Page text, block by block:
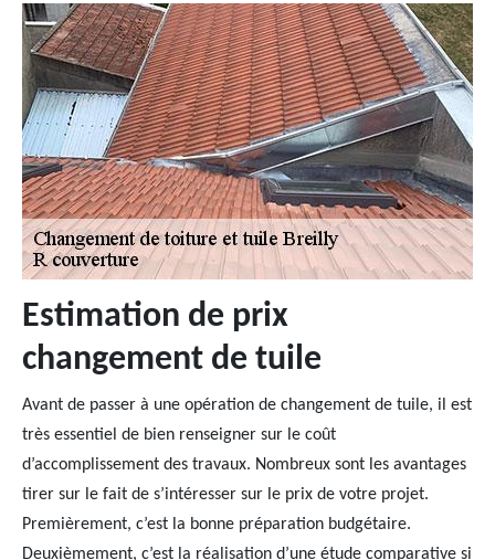
Estimation de prix
changement de tuile
Avant de passer à une opération de changement de tuile, il est
très essentiel de bien renseigner sur le coût
d’accomplissement des travaux. Nombreux sont les avantages
tirer sur le fait de s’intéresser sur le prix de votre projet.
Premièrement, c’est la bonne préparation budgétaire.
Deuxièmement, c’est la réalisation d’une étude comparative si